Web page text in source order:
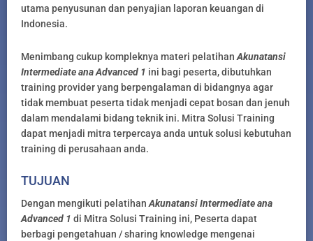
utama penyusunan dan penyajian laporan keuangan di
Indonesia.
Menimbang cukup kompleknya materi pelatihan Akunatansi
Intermediate ana Advanced 1 ini bagi peserta, dibutuhkan
training provider yang berpengalaman di bidangnya agar
tidak membuat peserta tidak menjadi cepat bosan dan jenuh
dalam mendalami bidang teknik ini. Mitra Solusi Training
dapat menjadi mitra terpercaya anda untuk solusi kebutuhan
training di perusahaan anda.
TUJUAN
Dengan mengikuti pelatihanAkunatansi Intermediate ana
Advanced 1 di Mitra Solusi Training ini, Peserta dapat
berbagi pengetahuan / sharing knowledge mengenai